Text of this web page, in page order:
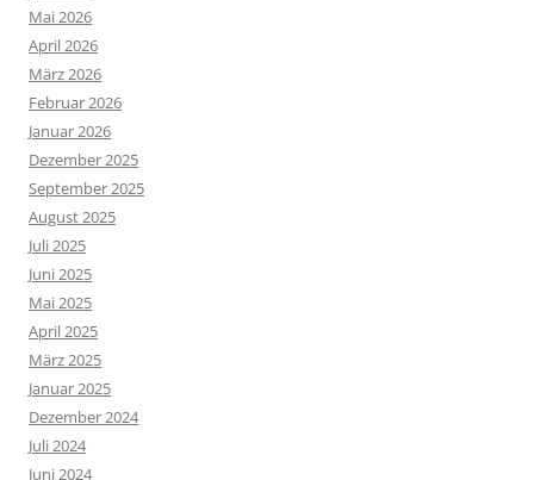
Mai 2026
April 2026
März 2026
Februar 2026
Januar 2026
Dezember 2025
September 2025
August 2025
Juli 2025
Juni 2025
Mai 2025
April 2025
März 2025
Januar 2025
Dezember 2024
Juli 2024
Juni 2024